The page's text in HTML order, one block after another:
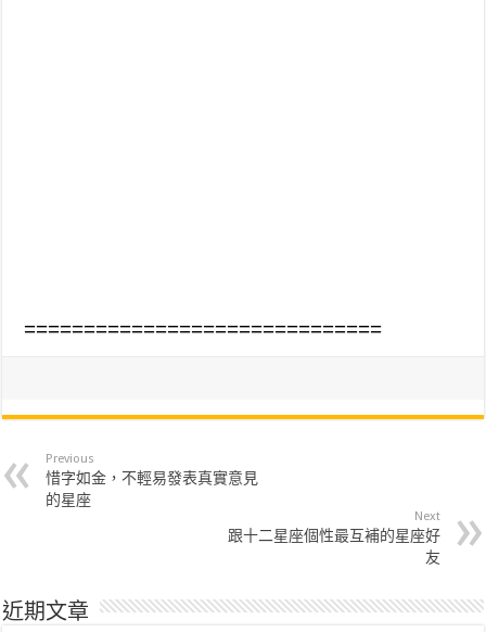
==============================
Previous
惜字如金，不輕易發表真實意見
的星座
Next
跟十二星座個性最互補的星座好
友
近期文章